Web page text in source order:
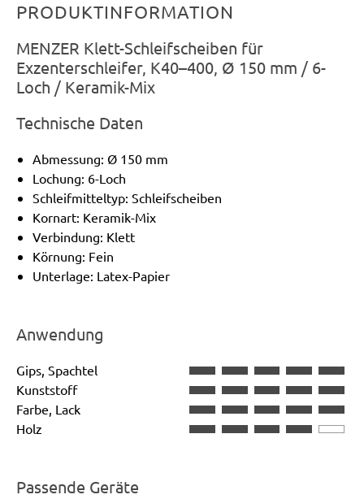
PRODUKTINFORMATION
MENZER Klett-Schleifscheiben für
Exzenterschleifer, K40–400, Ø 150 mm / 6-
Loch / Keramik-Mix
Technische Daten
Abmessung: Ø 150 mm
Lochung: 6-Loch
Schleifmitteltyp: Schleifscheiben
Kornart: Keramik-Mix
Verbindung: Klett
Körnung: Fein
Unterlage: Latex-Papier
Anwendung
Gips, Spachtel
Kunststoff
Farbe, Lack
Holz
Passende Geräte